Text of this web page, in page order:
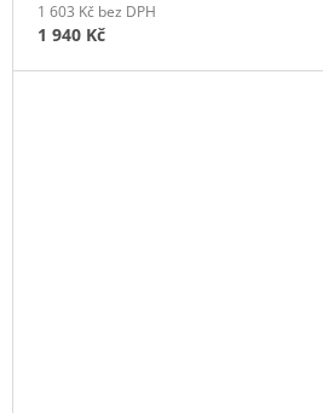
1 603 Kč bez DPH
1 940 Kč